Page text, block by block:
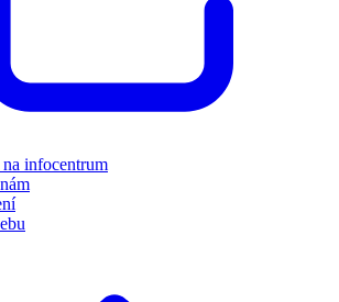
infocentrum